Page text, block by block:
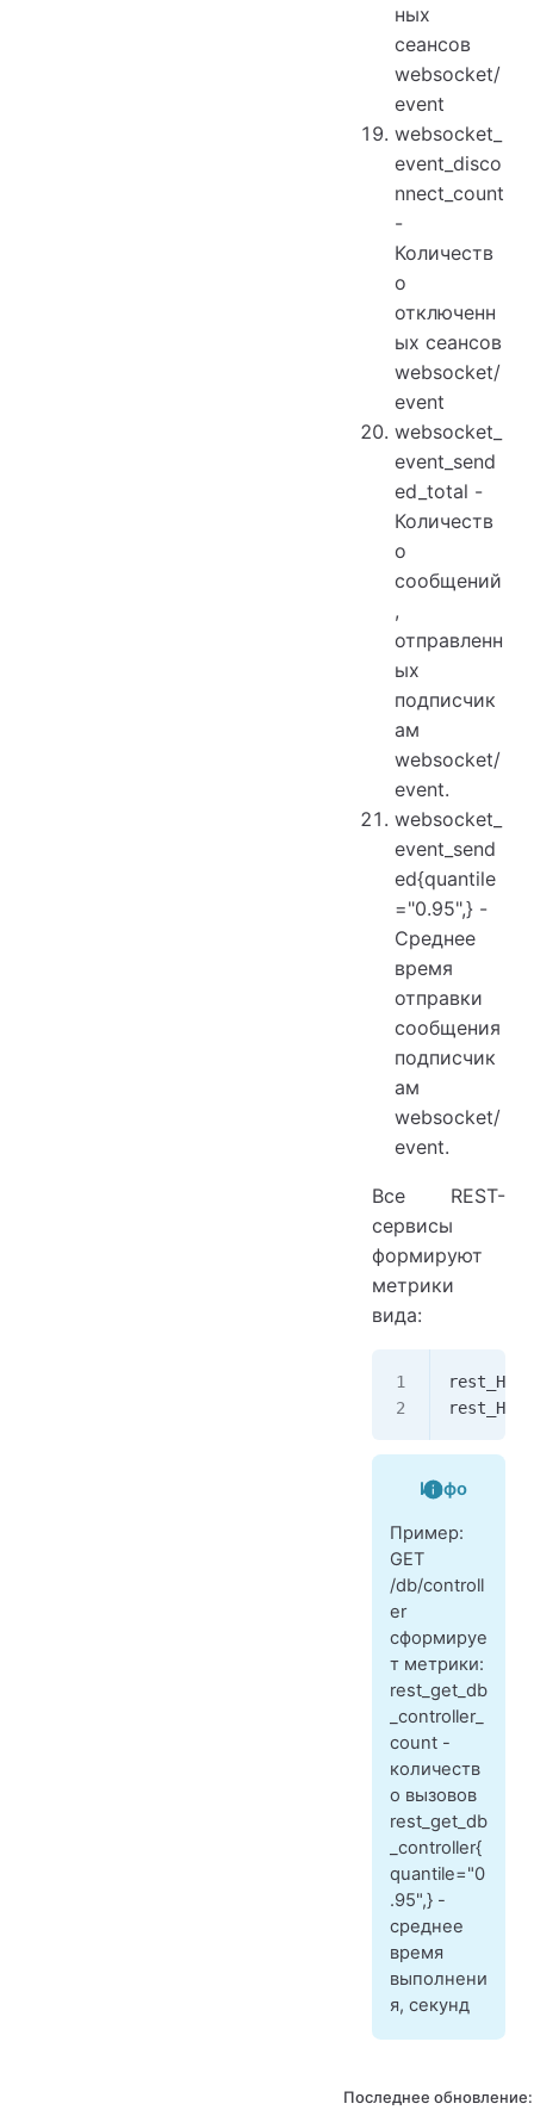
ных
сеансов
websocket/
event
websocket_
event_disco
nnect_count
-
Количеств
о
отключенн
ых сеансов
websocket/
event
websocket_
event_send
ed_total -
Количеств
о
сообщений
,
отправленн
ых
подписчик
ам
websocket/
event.
websocket_
event_send
ed{quantile
="0.95",} -
Среднее
время
отправки
сообщения
подписчик
ам
websocket/
event.
Все REST-
сервисы
формируют
метрики
вида:
Инфо
Пример:
GET
/db/controll
er
сформируе
т метрики:
rest_get_db
_controller_
count -
количеств
о вызовов
rest_get_db
_controller{
quantile="0
.95",} -
среднее
время
выполнени
я, секунд
Последнее обновление: